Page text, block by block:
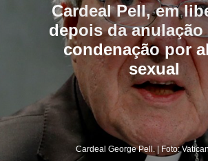
Cardeal Pell, em
depois da anulação
condenação por
sexual
Cardeal George Pell. | Foto: